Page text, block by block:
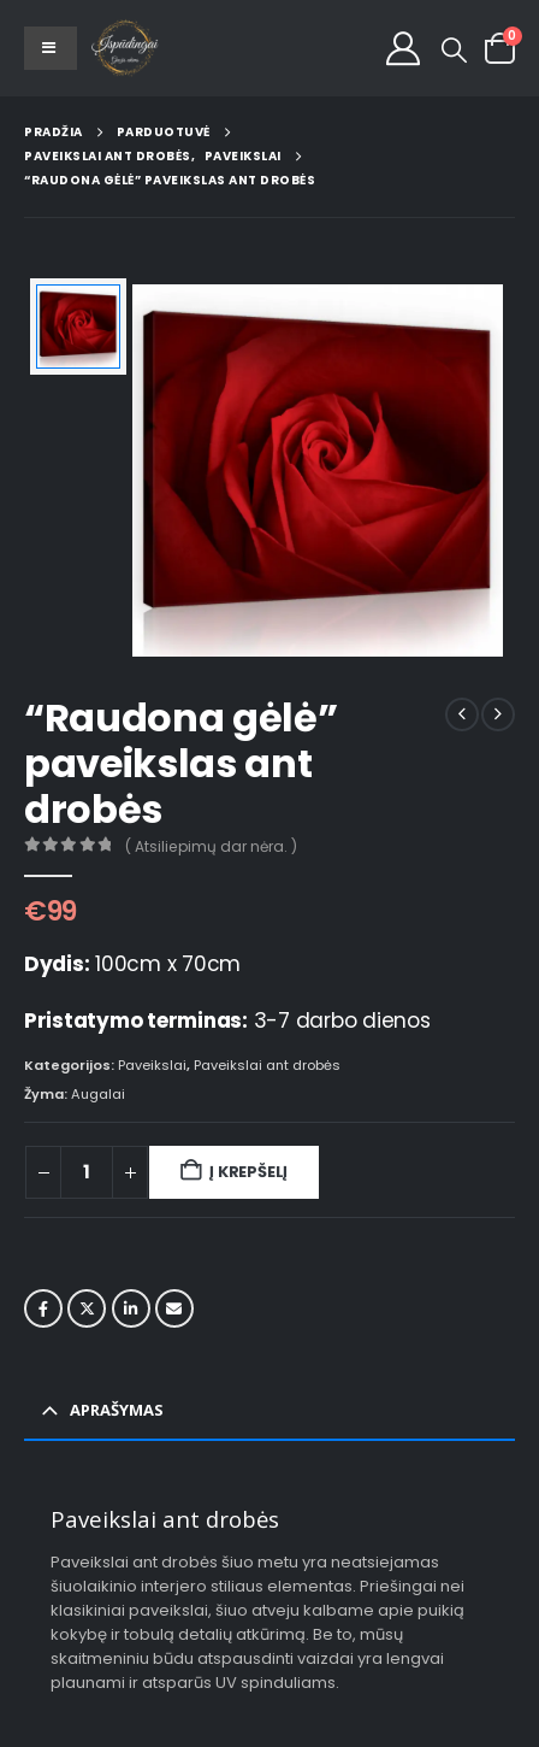
0
PRADŽIA
PARDUOTUVĖ
PAVEIKSLAI ANT DROBĖS, PAVEIKSLAI
“RAUDONA GĖLĖ” PAVEIKSLAS ANT DROBĖS
“Raudona gėlė”
paveikslas ant
drobės
( Atsiliepimų dar nėra. )
€99
Dydis: 100cm x 70cm
Pristatymo terminas: 3-7 darbo dienos
Kategorijos: Paveikslai, Paveikslai ant drobės
Žyma:Augalai
Į KREPŠELĮ
APRAŠYMAS
Paveikslai ant drobės
Paveikslai ant drobės šiuo metu yra neatsiejamas
šiuolaikinio interjero stiliaus elementas. Priešingai nei
klasikiniai paveikslai, šiuo atveju kalbame apie puikią
kokybę ir tobulą detalių atkūrimą. Be to, mūsų
skaitmeniniu būdu atspausdinti vaizdai yra lengvai
plaunami ir atsparūs UV spinduliams.